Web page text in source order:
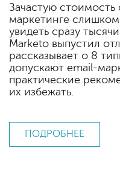
Зачастую
маркетинге
увидеть сразу
Marketo выпустил
рассказывает о 8
допускают email-
практические
их избежать.
ПОДРОБНЕЕ